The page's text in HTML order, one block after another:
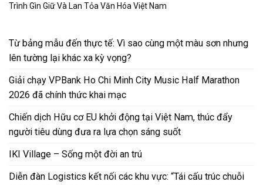
Trình Gìn Giữ Và Lan Tỏa Văn Hóa Việt Nam
Từ bảng mẫu đến thực tế: Vì sao cùng một màu sơn nhưng
lên tường lại khác xa kỳ vọng?
Giải chạy VPBank Ho Chi Minh City Music Half Marathon
2026 đã chính thức khai mạc
Chiến dịch Hữu cơ EU khởi động tại Việt Nam, thúc đẩy
người tiêu dùng đưa ra lựa chọn sáng suốt
IKI Village – Sống một đời an trú
Diễn đàn Logistics kết nối các khu vực: “Tái cấu trúc chuỗi